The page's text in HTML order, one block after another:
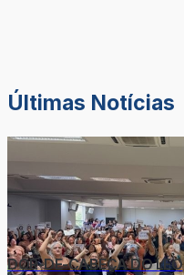
Últimas Notícias
DOR-DE-CABEÇA DO LÉO